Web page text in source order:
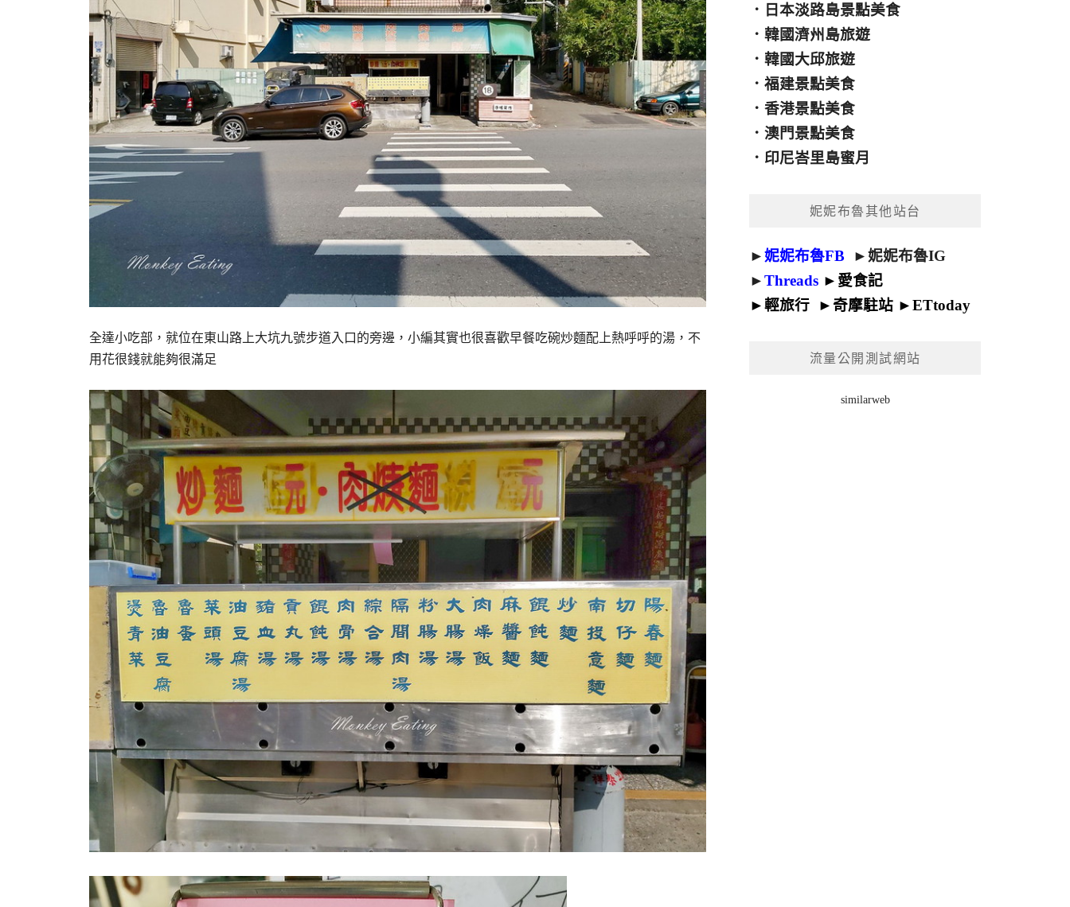
全達小吃部，就位在東山路上大坑九號步道入口的旁邊，小編其實也很喜歡早餐吃碗炒麵配上熱呼呼的湯，不
用花很錢就能夠很滿足
． 日本淡路島景點美食
．韓國濟州島旅遊
．韓國大邱旅遊
．福建景點美食
．香港景點美食
．澳門景點美食
． 印尼峇里島蜜月
妮妮布魯其他站台
►妮妮布魯FB ►妮妮布魯IG
►Threads ► 愛食記
►輕旅行 ► 奇摩駐站 ►ETtoday
流量公開測試網站
similarweb